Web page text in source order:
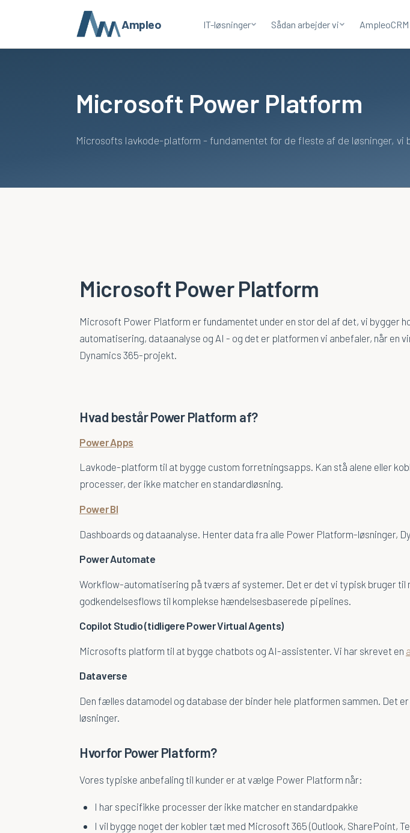
Ampleo IT-løsninger Sådan arbejder vi AmpleoCRM
Microsoft Power Platform
Microsofts lavkode-platform - fundamentet for de fleste af de løsninger, vi
Microsoft Power Platform
Microsoft Power Platform er fundamentet under en stor del af det, vi
automatisering, dataanalyse og AI - og det er platformen vi anbefaler, når
Dynamics 365-projekt.
Hvad består Power Platform af?
Power Apps
Lavkode-platform til at bygge custom forretningsapps. Kan stå alene eller
processer, der ikke matcher en standardløsning.
Power BI
Dashboards og dataanalyse. Henter data fra alle Power Platform-løsninger,
Power Automate
Workflow-automatisering på tværs af systemer. Det er det vi typisk bruger
godkendelsesflows til komplekse hændelsesbaserede pipelines.
Copilot Studio (tidligere Power Virtual Agents)
Microsofts platform til at bygge chatbots og AI-assistenter. Vi har skrevet en
Dataverse
Den fælles datamodel og database der binder hele platformen sammen. Det
løsninger.
Hvorfor Power Platform?
Vores typiske anbefaling til kunder er at vælge Power Platform når:
I har specifikke processer der ikke matcher en standardpakke
I vil bygge noget der kobler tæt med Microsoft 365 (Outlook, SharePoint,